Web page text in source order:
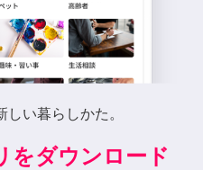
い暮らしかた。
をダウンロード